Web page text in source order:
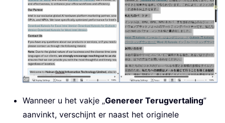
Wanneer u het vakje „Genereer Terugvertaling”
aanvinkt, verschijnt er naast het originele